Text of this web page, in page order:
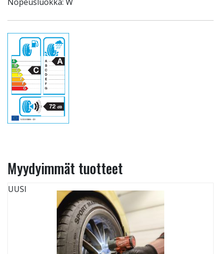
Myydyimmät tuotteet
UUSI